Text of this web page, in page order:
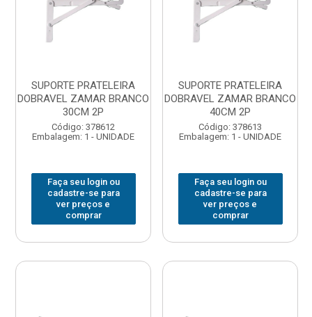
SUPORTE PRATELEIRA
DOBRAVEL ZAMAR BRANCO
30CM 2P
Código: 378612
Embalagem: 1 - UNIDADE
Faça seu login ou
cadastre-se para
ver preços e
comprar
SUPORTE PRATELEIRA
DOBRAVEL ZAMAR BRANCO
40CM 2P
Código: 378613
Embalagem: 1 - UNIDADE
Faça seu login ou
cadastre-se para
ver preços e
comprar